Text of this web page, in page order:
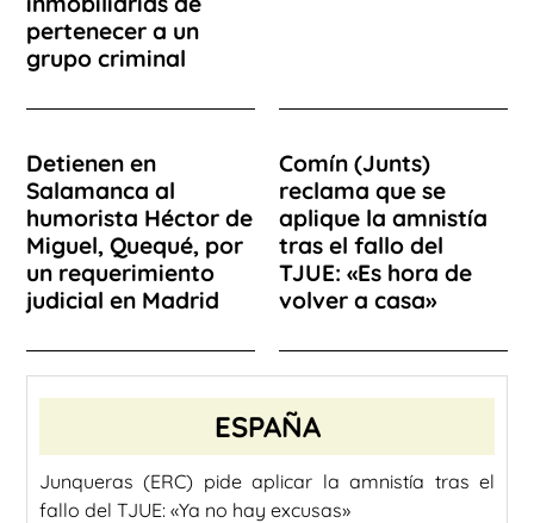
pertenecer a un
grupo criminal
Detienen en
Salamanca al
humorista Héctor de
Miguel, Quequé, por
un requerimiento
judicial en Madrid
Comín (Junts)
reclama que se
aplique la amnistía
tras el fallo del
TJUE: «Es hora de
volver a casa»
ESPAÑA
Junqueras (ERC) pide aplicar la amnistía tras el
fallo del TJUE: «Ya no hay excusas»